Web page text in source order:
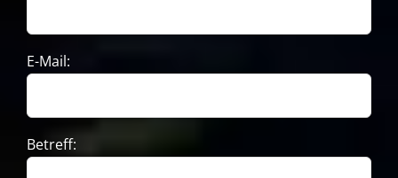
E-Mail:
Betreff: